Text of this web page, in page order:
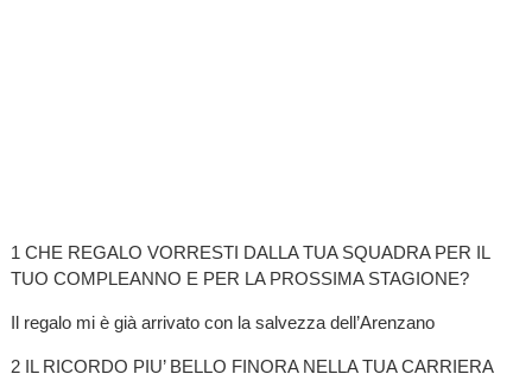
1 CHE REGALO VORRESTI DALLA TUA SQUADRA PER IL
TUO COMPLEANNO E PER LA PROSSIMA STAGIONE?
Il regalo mi è già arrivato con la salvezza dell’Arenzano
2 IL RICORDO PIU’ BELLO FINORA NELLA TUA CARRIERA